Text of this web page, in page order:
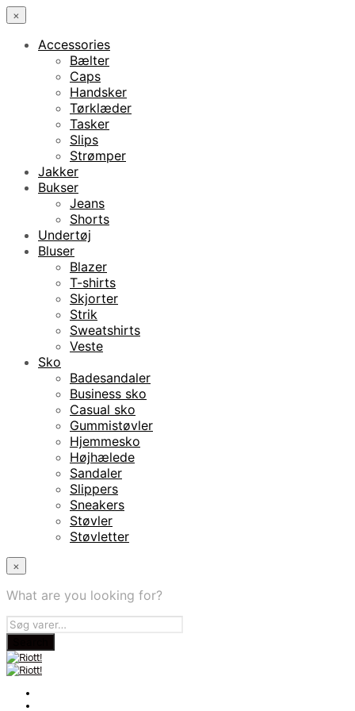
×
Accessories
Bælter
Caps
Handsker
Tørklæder
Tasker
Slips
Strømper
Jakker
Bukser
Jeans
Shorts
Undertøj
Bluser
Blazer
T-shirts
Skjorter
Strik
Sweatshirts
Veste
Sko
Badesandaler
Business sko
Casual sko
Gummistøvler
Hjemmesko
Højhælede
Sandaler
Slippers
Sneakers
Støvler
Støvletter
×
What are you looking for?